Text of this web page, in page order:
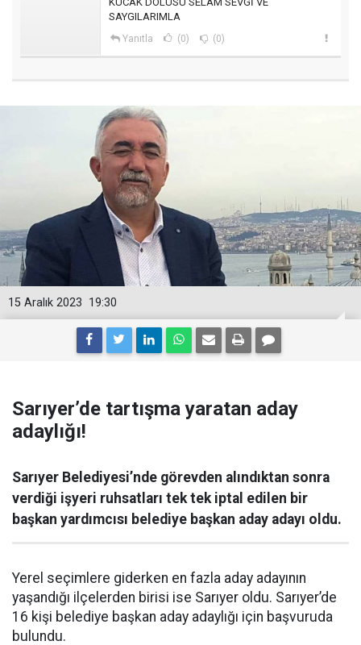
SAYGILARIMLA
Yanıtla (0) (0)
19:30
15 Aralık 2023
Sarıyer’de tartışma yaratan aday
adaylığı!
Sarıyer Belediyesi’nde görevden alındıktan sonra
verdiği işyeri ruhsatları tek tek iptal edilen bir
başkan yardımcısı belediye başkan aday adayı oldu.
Yerel seçimlere giderken en fazla aday adayının
yaşandığı ilçelerden birisi ise Sarıyer oldu. Sarıyer’de
16 kişi belediye başkan aday adaylığı için başvuruda
bulundu.